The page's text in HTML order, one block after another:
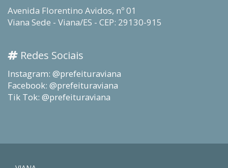
Avenida Florentino Avidos, nº 01
Viana Sede - Viana/ES - CEP: 29130-915
Redes Sociais
Instagram: @prefeituraviana
Facebook: @prefeituraviana
Tik Tok: @prefeituraviana